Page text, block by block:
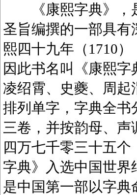
《康熙字典》，是
圣旨编撰的一部具有
熙四十九年（1710
因此书名叫《康熙
凌绍霄、史夔、周
排列单字，字典全书
三卷，并按韵母、
四万七千零三十五
字典》入选中国世界
是中国第一部以字典